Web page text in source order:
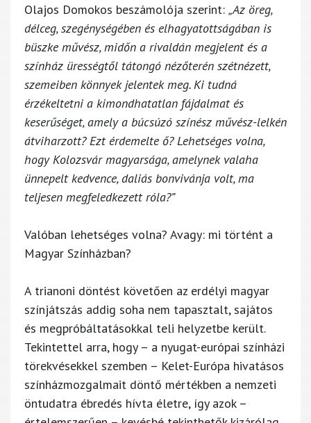
Olajos Domokos beszámolója szerint: „Az öreg,
délceg, szegénységében és elhagyatottságában is
büszke művész, midőn a rivaldán megjelent és a
színház ürességtől tátongó nézőterén szétnézett,
szemeiben könnyek jelentek meg. Ki tudná
érzékeltetni a kimondhatatlan fájdalmat és
keserűséget, amely a búcsúzó színész művész-lelkén
átviharzott? Ezt érdemelte ő? Lehetséges volna,
hogy Kolozsvár magyarsága, amelynek valaha
ünnepelt kedvence, daliás bonvivánja volt, ma
teljesen megfeledkezett róla?”
Valóban lehetséges volna? Avagy: mi történt a
Magyar Színházban?
A trianoni döntést követően az erdélyi magyar
színjátszás addig soha nem tapasztalt, sajátos
és megpróbáltatásokkal teli helyzetbe került.
Tekintettel arra, hogy – a nyugat-európai színházi
törekvésekkel szemben – Kelet-Európa hivatásos
színházmozgalmait döntő mértékben a nemzeti
öntudatra ébredés hívta életre, így azok –